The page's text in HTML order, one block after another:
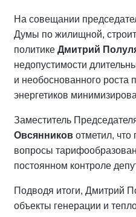
На совещании
Думы по жилищной,
политике Дмитрий
недопустимости
и необоснованного роста
энергетиков
Заместитель
Овсянников отметил, что
вопросы
постоянном контроле
Подводя итоги, Дмитрий
объекты генерации и